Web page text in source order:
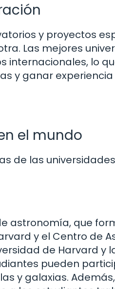
y proyectos
Las mejores
internacionales, lo
y ganar experiencia
el mundo
de las
astronomía, que
y el Centro de
de Harvard y
pueden
y galaxias.